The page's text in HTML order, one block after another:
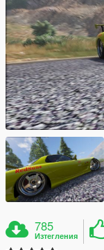
785
Изтегления